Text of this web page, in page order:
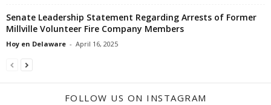
Senate Leadership Statement Regarding Arrests of Former
Millville Volunteer Fire Company Members
Hoy en Delaware - April 16, 2025
FOLLOW US ON INSTAGRAM